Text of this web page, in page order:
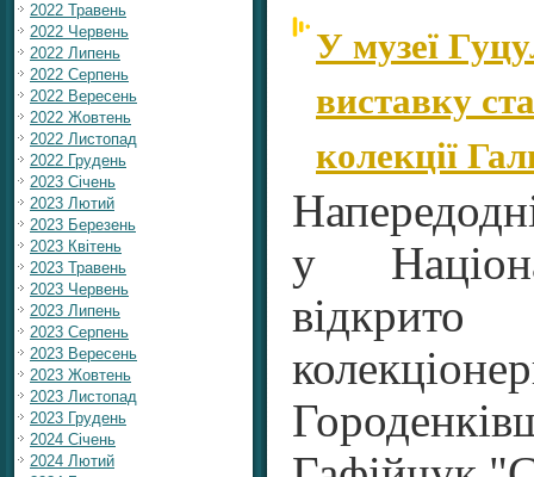
2022 Травень
2022 Червень
2022 Липень
2022 Серпень
2022 Вересень
2022 Жовтень
2022 Листопад
2022 Грудень
2023 Січень
2023 Лютий
2023 Березень
2023 Квітень
2023 Травень
2023 Червень
2023 Липень
2023 Серпень
2023 Вересень
2023 Жовтень
2023 Листопад
2023 Грудень
2024 Січень
2024 Лютий
У музеї
виставку
колекції
у